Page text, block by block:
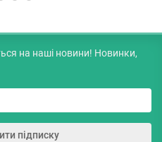
на наші новини! Новинки,
підписку